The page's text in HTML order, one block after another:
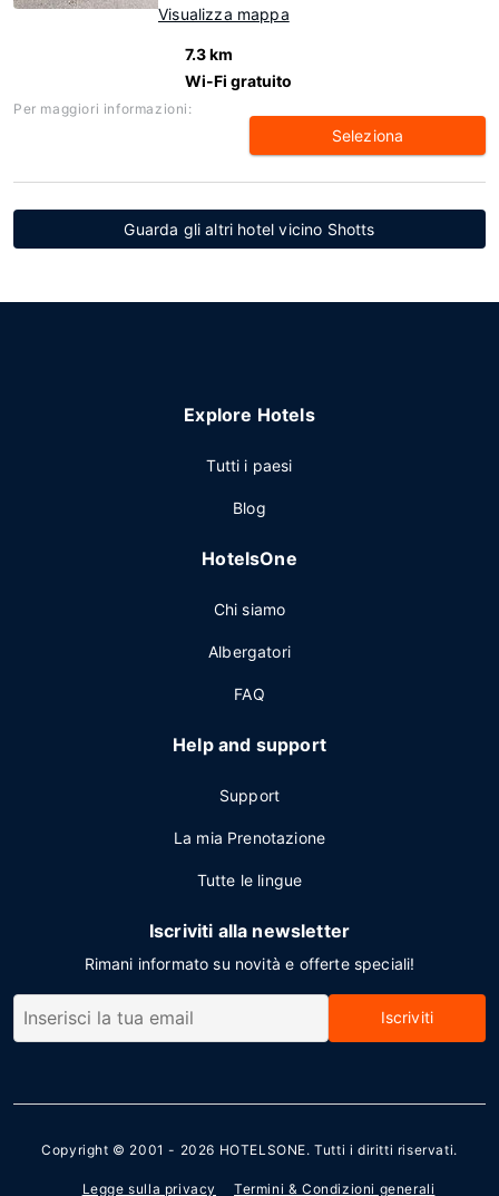
Visualizza mappa
7.3 km
Wi-Fi gratuito
Per maggiori informazioni:
Seleziona
Guarda gli altri hotel vicino Shotts
Explore Hotels
Tutti i paesi
Blog
HotelsOne
Chi siamo
Albergatori
FAQ
Help and support
Support
La mia Prenotazione
Tutte le lingue
Iscriviti alla newsletter
Rimani informato su novità e offerte speciali!
Iscriviti
Copyright © 2001 - 2026 HOTELSONE. Tutti i diritti riservati.
Legge sulla privacy Termini & Condizioni generali